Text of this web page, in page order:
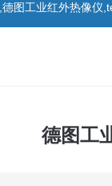
图工业红外热像仪
德图工